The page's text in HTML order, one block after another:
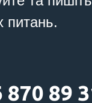
питань.
870 89